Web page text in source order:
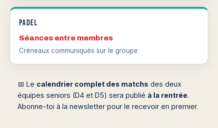
Padel
Séances entre membres
Créneaux communiqués sur le groupe
📅 Le calendrier complet des matchs des deux
équipes seniors (D4 et D5) sera publié à la rentrée.
Abonne-toi à la newsletter pour le recevoir en premier.